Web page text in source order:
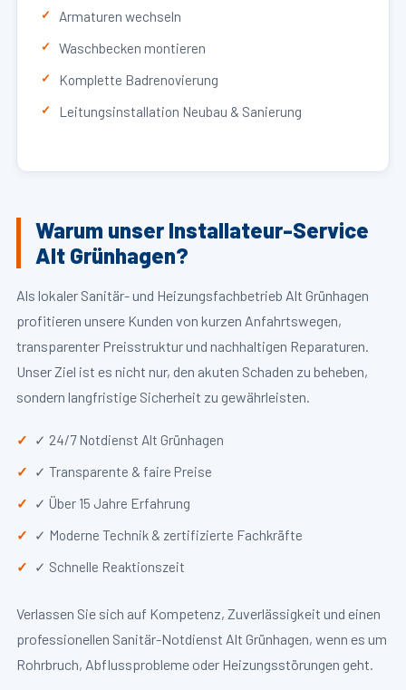
Armaturen wechseln
Waschbecken montieren
Komplette Badrenovierung
Leitungsinstallation Neubau & Sanierung
Warum unser Installateur-Service
Alt Grünhagen?
Als lokaler Sanitär- und Heizungsfachbetrieb Alt Grünhagen
profitieren unsere Kunden von kurzen Anfahrtswegen,
transparenter Preisstruktur und nachhaltigen Reparaturen.
Unser Ziel ist es nicht nur, den akuten Schaden zu beheben,
sondern langfristige Sicherheit zu gewährleisten.
✓ 24/7 Notdienst Alt Grünhagen
✓ Transparente & faire Preise
✓ Über 15 Jahre Erfahrung
✓ Moderne Technik & zertifizierte Fachkräfte
✓ Schnelle Reaktionszeit
Verlassen Sie sich auf Kompetenz, Zuverlässigkeit und einen
professionellen Sanitär-Notdienst Alt Grünhagen, wenn es um
Rohrbruch, Abflussprobleme oder Heizungsstörungen geht.